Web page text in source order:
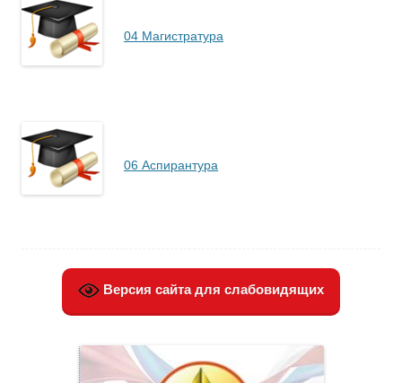
04 Магистратура
06 Аспирантура
Версия сайта для слабовидящих